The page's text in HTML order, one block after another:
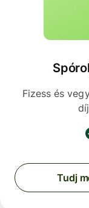
Fizess és
Tudj